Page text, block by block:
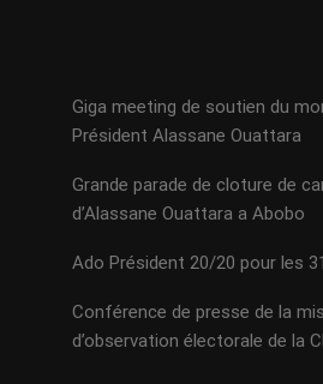
Giga meeting de soutien du
Président Alassane Ouattara
Grande parade de cloture de
d’Alassane Ouattara a Abobo
Ado Président 20/20 pour les
Conférence de presse de la
d’observation électorale de la